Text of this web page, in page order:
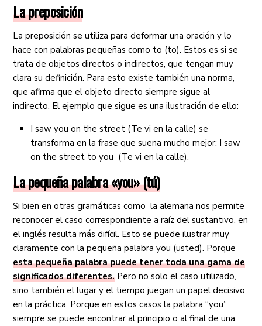
La preposición
La preposición se utiliza para deformar una oración y lo
hace con palabras pequeñas como to (to). Estos es si se
trata de objetos directos o indirectos, que tengan muy
clara su definición. Para esto existe también una norma,
que afirma que el objeto directo siempre sigue al
indirecto. El ejemplo que sigue es una ilustración de ello:
I saw you on the street (Te vi en la calle) se
transforma en la frase que suena mucho mejor: I saw
on the street to you (Te vi en la calle).
La pequeña palabra «you» (tú)
Si bien en otras gramáticas como la alemana nos permite
reconocer el caso correspondiente a raíz del sustantivo, en
el inglés resulta más difícil. Esto se puede ilustrar muy
claramente con la pequeña palabra you (usted). Porque
esta pequeña palabra puede tener toda una gama de
significados diferentes. Pero no solo el caso utilizado,
sino también el lugar y el tiempo juegan un papel decisivo
en la práctica. Porque en estos casos la palabra “you”
siempre se puede encontrar al principio o al final de una